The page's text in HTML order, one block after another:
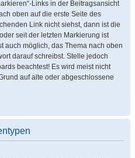
Links in der Beitragsansicht
oben auf die erste Seite des
Link nicht siehst, dann ist die
seit der letzten Markierung ist
auch möglich, das Thema nach oben
darauf schreibst. Stelle jedoch
beachtest! Es wird meist nicht
auf alte oder abgeschlossene